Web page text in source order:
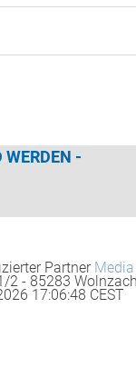
WERDEN -
Partner Media
2 - 85283
17:06:48 CEST